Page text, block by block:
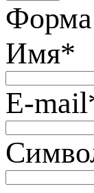
Форма
Имя*
E-mail